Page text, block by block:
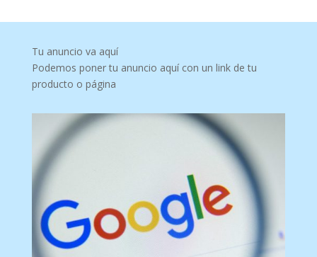
Tu anuncio va aquí
Podemos poner tu anuncio aquí con un link de tu
producto o página